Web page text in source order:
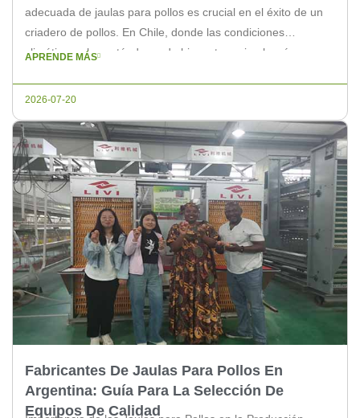
adecuada de jaulas para pollos es crucial en el éxito de un
criadero de pollos. En Chile, donde las condiciones
climáticas y los estándares de bienestar animal varían, es
Considerar al Comprar Jaulas para Pollos en Chile […]
APRENDE MÁS
2026-07-20
Fabricantes De Jaulas Para Pollos En
Argentina: Guía Para La Selección De
Equipos De Calidad